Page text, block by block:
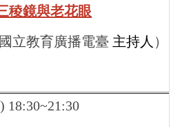
稜鏡與老花眼
國立教育廣播電臺 主持人 ）
18:30~21:30